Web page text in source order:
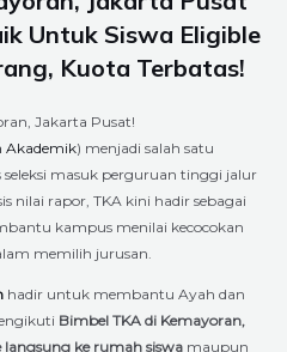
Untuk Siswa Eligible
Kuota Terbatas!
Jakarta Pusat!
Akademik) menjadi salah satu
masuk perguruan tinggi jalur
nilai rapor, TKA kini hadir sebagai
kampus menilai kecocokan
memilih jurusan.
hadir untuk membantu Ayah dan
Bimbel TKA di Kemayoran,
langsung ke rumah siswa maupun